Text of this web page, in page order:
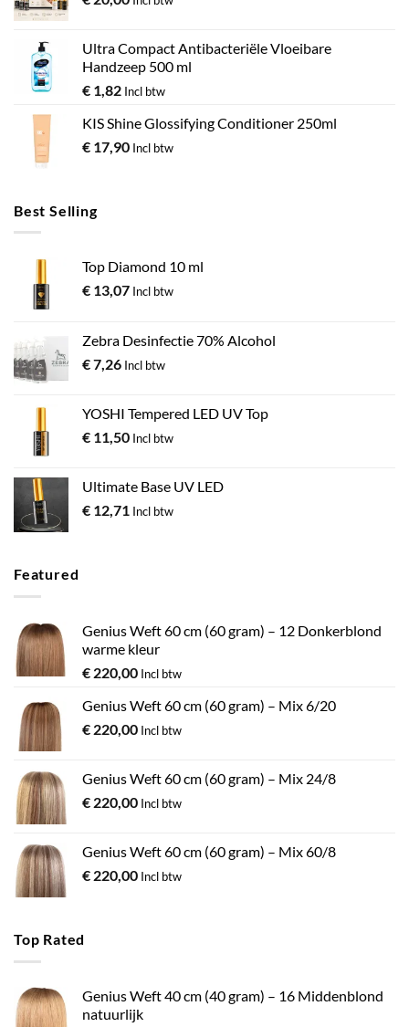
Ultra Compact Antibacteriële Vloeibare
Handzeep 500 ml
€ 1,82 Incl btw
KIS Shine Glossifying Conditioner 250ml
€ 17,90 Incl btw
Best Selling
Top Diamond 10 ml
€ 13,07 Incl btw
Zebra Desinfectie 70% Alcohol
€7,26 Incl btw
YOSHI Tempered LED UV Top
€ 11,50 Incl btw
Ultimate Base UV LED
€ 12,71 Incl btw
Featured
Genius Weft 60 cm (60 gram) – 12 Donkerblond
warme kleur
€ 220,00 Incl btw
Genius Weft 60 cm (60 gram) – Mix 6/20
€ 220,00 Incl btw
Genius Weft 60 cm (60 gram) – Mix 24/8
€ 220,00 Incl btw
Genius Weft 60 cm (60 gram) – Mix 60/8
€ 220,00 Incl btw
Top Rated
Genius Weft 40 cm (40 gram) – 16 Middenblond
natuurlijk